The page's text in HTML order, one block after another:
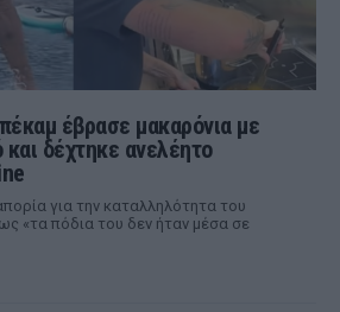
έβρασε μακαρόνια με
δέχτηκε ανελέητο
για την καταλληλότητα του
«τα πόδια του δεν ήταν μέσα σε